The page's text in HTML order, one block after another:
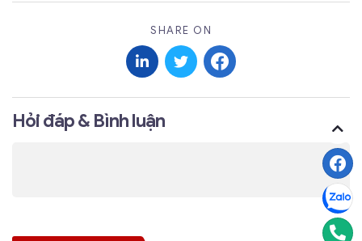
SHARE ON
Hỏi đáp & Bình luận